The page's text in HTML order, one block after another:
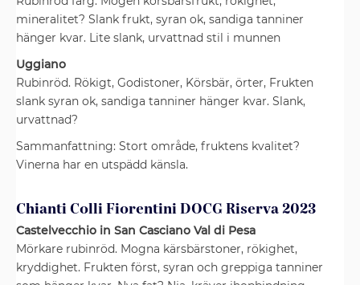
mineralitet? Slank frukt, syran ok, sandiga tanniner
hänger kvar. Lite slank, urvattnad stil i munnen
Uggiano
Rubinröd. Rökigt, Godistoner, Körsbär, örter, Frukten
slank syran ok, sandiga tanniner hänger kvar. Slank,
urvattnad?
Sammanfattning: Stort område, fruktens kvalitet?
Vinerna har en utspädd känsla.
Chianti Colli Fiorentini DOCG Riserva 2023
Castelvecchio in San Casciano Val di Pesa
Mörkare rubinröd. Mogna kärsbärstoner, rökighet,
kryddighet. Frukten först, syran och greppiga tanniner